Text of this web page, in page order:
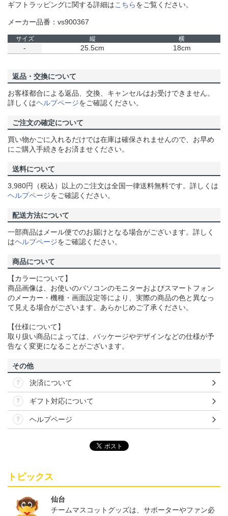
ギフトラッピングに関する詳細はこちらをご覧ください。
メーカー品番：vs900367
サイズ 縦 横
- 25.5cm 18cm
返品・交換について
お客様都合による返品、交換、キャンセルはお受けできません。
詳しくはヘルプページをご確認ください。
ご注文の確定について
買い物かごに入れるだけでは在庫は確保されませんので、お早め
にご購入手続きをお済ませください。
送料について
3,980円（税込）以上のご注文は全国一律送料無料です。詳しくは
ヘルプページをご確認ください。
配送方法について
一部商品はメール便でのお届けとなる場合がございます。詳しく
はヘルプページをご確認ください。
商品について
【カラーについて】
商品画像は、お使いのパソコンのモニターおよびスマートフォン
のメーカー・機種・画面設定等により、実際の商品の色と異なっ
て見える場合がございます。あらかじめご了承ください。
【仕様について】
取り扱い商品によっては、パッケージやデザインなどの仕様が予
告なく変更になることがございます。
その他
決済について
ギフト対応について
ヘルプページ
トピックス
仙台
チームマスコットグッズは、サポーターやファン必